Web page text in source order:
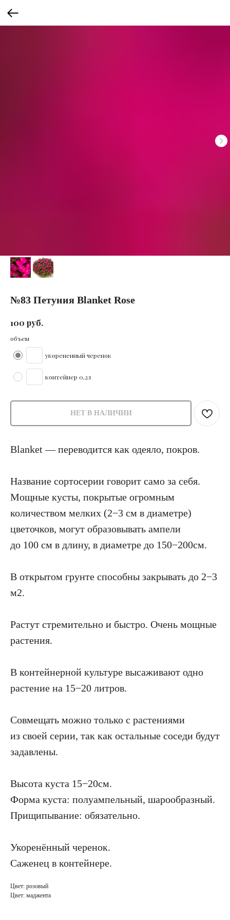
№83 Петуния Blanket Rose
100 руб.
объем
укорененный черенок
контейнер 0,2л
НЕТ В НАЛИЧИИ
Blanket — переводится как одеяло, покров.
Название сортосерии говорит само за себя.
Мощные кусты, покрытые огромным
количеством мелких (2−3 см в диаметре)
цветочков, могут образовывать ампели
до 100 см в длину, в диаметре до 150−200см.
В открытом грунте способны закрывать до 2−3
м2.
Растут стремительно и быстро. Очень мощные
растения.
В контейнерной культуре высаживают одно
растение на 15−20 литров.
Совмещать можно только с растениями
из своей серии, так как остальные соседи будут
задавлены.
Высота куста 15−20см.
Форма куста: полуампельный, шарообразный.
Прищипывание: обязательно.
Укоренённый черенок.
Саженец в контейнере.
Цвет: розовый
Цвет: маджента